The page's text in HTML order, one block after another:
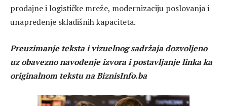
prodajne i logističke mreže, modernizaciju poslovanja i
unapređenje skladišnih kapaciteta.
Preuzimanje teksta i vizuelnog sadržaja dozvoljeno
uz obavezno navođenje izvora i postavljanje linka ka
originalnom tekstu na BiznisInfo.ba